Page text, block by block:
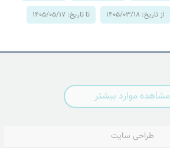
از تاریخ: 1405/03/18 تا تاریخ: 1405/05/17
مشاهده موارد بیشتر
طراحی سایت